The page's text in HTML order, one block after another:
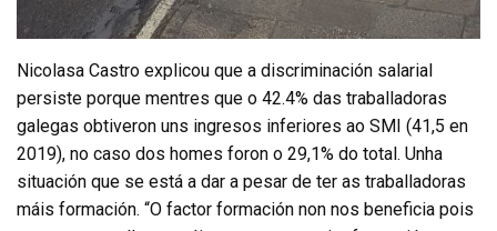
Nicolasa Castro explicou que a discriminación salarial
persiste porque mentres que o 42.4% das traballadoras
galegas obtiveron uns ingresos inferiores ao SMI (41,5 en
2019), no caso dos homes foron o 29,1% do total. Unha
situación que se está a dar a pesar de ter as traballadoras
máis formación. “O factor formación non nos beneficia pois